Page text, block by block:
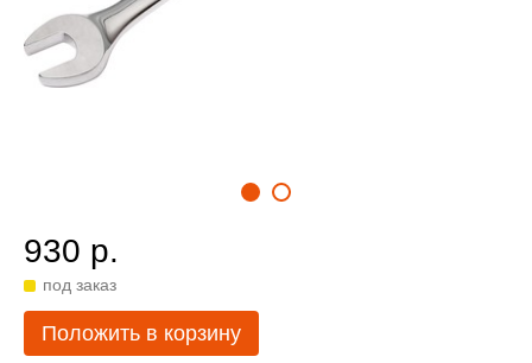
930 р.
под заказ
Положить в корзину